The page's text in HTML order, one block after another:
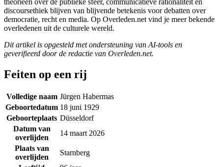
discoursethiek blijven van blijvende betekenis voor debatten over
democratie, recht en media. Op Overleden.net vind je meer bekende
overledenen uit de culturele wereld.
Dit artikel is opgesteld met ondersteuning van AI-tools en
geverifieerd door de redactie van Overleden.net.
Feiten op een rij
Volledige naam Jürgen Habermas
Geboortedatum 18 juni 1929
Geboorteplaats Düsseldorf
Datum van
overlijden
14 maart 2026
Plaats van
overlijden
Starnberg